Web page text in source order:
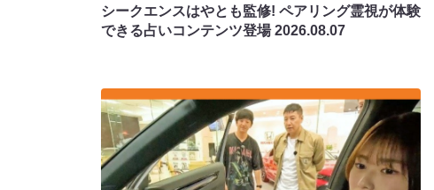
シークエンスはやとも監修! ペアリング霊視が体験
できる占いコンテンツ登場2026.08.07